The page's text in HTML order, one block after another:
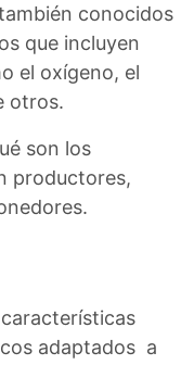
conocidos
que incluyen
el oxígeno, el
otros.
son los
productores,
adaptados a